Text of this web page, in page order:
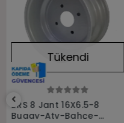
Stokta Yok
Tükendi
BRS 8 Jant 16X6.5-8
Buggy-Atv-Bahçe-